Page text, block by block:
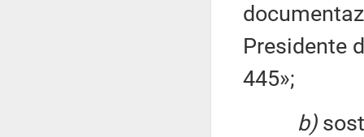
Presidente
445»;
b)